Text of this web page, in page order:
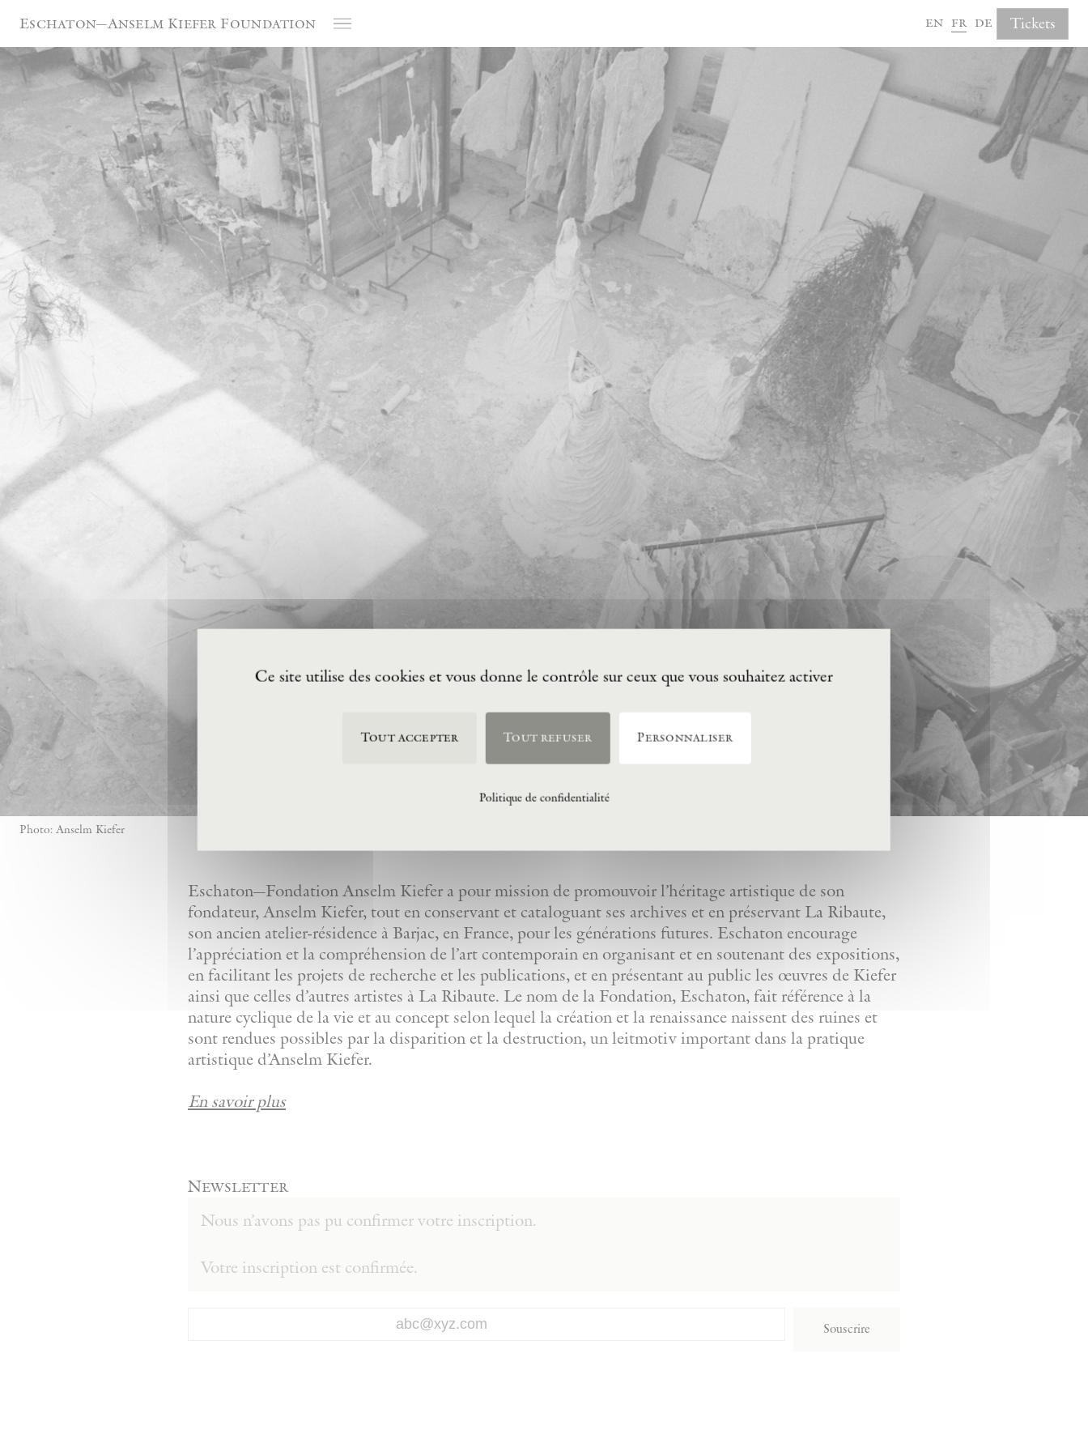
Eschaton—Anselm Kiefer Foundation en fr de Tickets
Photo: Anselm Kiefer
Eschaton—Fondation Anselm Kiefer a pour mission de promouvoir l’héritage artistique de son
fondateur, Anselm Kiefer, tout en conservant et cataloguant ses archives et en préservant La Ribaute,
son ancien atelier-résidence à Barjac, en France, pour les générations futures. Eschaton encourage
l’appréciation et la compréhension de l’art contemporain en organisant et en soutenant des expositions,
en facilitant les projets de recherche et les publications, et en présentant au public les œuvres de Kiefer
ainsi que celles d’autres artistes à La Ribaute. Le nom de la Fondation, Eschaton, fait référence à la
nature cyclique de la vie et au concept selon lequel la création et la renaissance naissent des ruines et
sont rendues possibles par la disparition et la destruction, un leitmotiv important dans la pratique
artistique d’Anselm Kiefer.
En savoir plus
Newsletter
Nous n’avons pas pu confirmer votre inscription.
Votre inscription est confirmée.
Souscrire
Ce site utilise des cookies et vous donne le contrôle sur ceux que vous souhaitez activer
Tout accepter Tout refuser Personnaliser
Politique de confidentialité